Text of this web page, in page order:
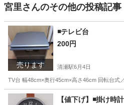
宮里さんのその他の投稿記事
売ります
◾テレビ台
200円
清瀬駅6月4日
TV台 幅48cm×奥行45cm×高さ46cm 回転台式
東京 清瀬市 清瀬駅 収納家具
【値下げ】◾掛け時